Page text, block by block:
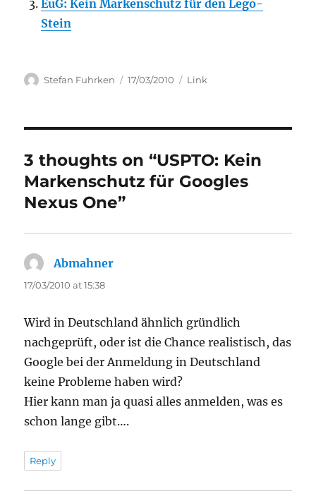
EuG: Kein Markenschutz für den Lego-
Stein
Author
Stefan Fuhrken
Posted
17/03/2010 Categories
Link
3 thoughts on “USPTO: Kein
Markenschutz für Googles
Nexus One”
Abmahner
17/03/2010 at 15:38
Wird in Deutschland ähnlich gründlich
nachgeprüft, oder ist die Chance realistisch, das
Google bei der Anmeldung in Deutschland
keine Probleme haben wird?
Hier kann man ja quasi alles anmelden, was es
schon lange gibt….
Reply